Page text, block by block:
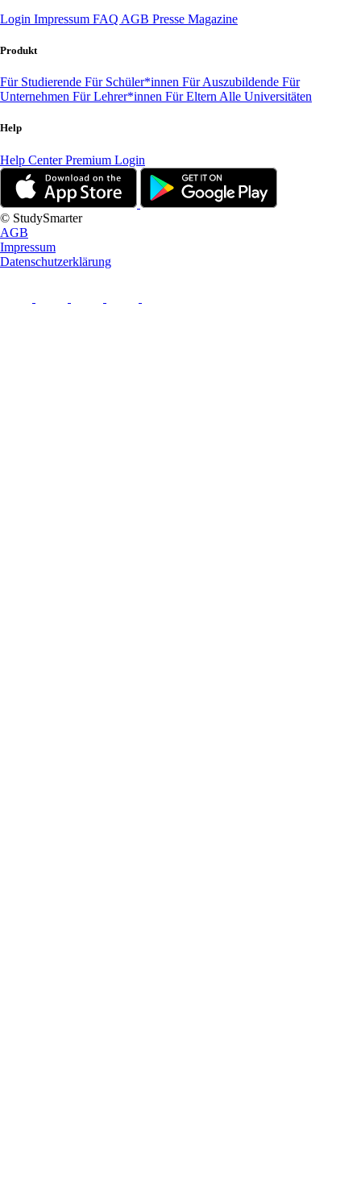
Login Impressum FAQ AGB Presse Magazine
Produkt
Für Studierende Für Schüler*innen Für Auszubildende Für
Unternehmen Für Lehrer*innen Für Eltern Alle Universitäten
Help
Help CenterPremium Login
© StudySmarter
AGB
Impressum
Datenschutzerklärung